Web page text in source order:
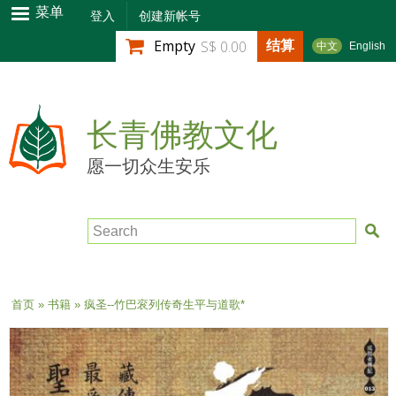
跳
转
到
内
容
菜单 登入 创建新帐号
中文 English
Empty S$ 0.00 结算
长青佛教文化
愿一切众生安乐
Search
当前位置
首页» 书籍» 疯圣--竹巴衮列传奇生平与道歌*